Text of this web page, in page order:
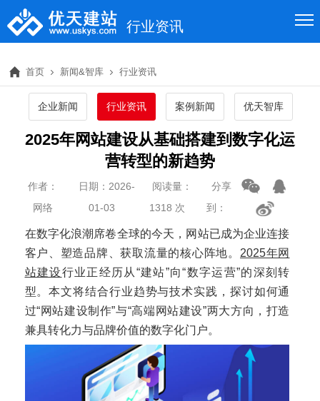
行业资讯
首页 新闻&智库 行业资讯
企业新闻 行业资讯 案例新闻 优天智库
2025年网站建设从基础搭建到数字化运
营转型的新趋势
作者：
网络
日期：2026-
01-03
阅读量：
1318 次
分享
到：
在数字化浪潮席卷全球的今天，网站已成为企业连接
客户、塑造品牌、获取流量的核心阵地。 2025年网
站建设行业正经历从“建站”向“数字运营”的深刻转
型。本文将结合行业趋势与技术实践，探讨如何通
过“网站建设制作”与“高端网站建设”两大方向，打造
兼具转化力与品牌价值的数字化门户。